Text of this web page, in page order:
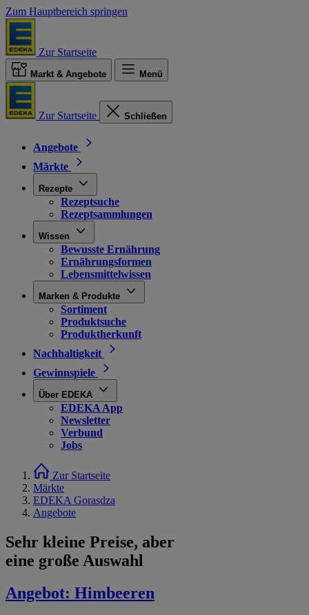
Zum Hauptbereich springen
Zur Startseite
Markt & Angebote Menü
Zur Startseite Schließen
Angebote
Märkte
Rezepte
Rezeptsuche
Rezeptsammlungen
Wissen
Bewusste Ernährung
Ernährungsformen
Lebensmittelwissen
Marken & Produkte
Sortiment
Produktsuche
Produktherkunft
Nachhaltigkeit
Gewinnspiele
Über EDEKA
EDEKA App
Newsletter
Verbund
Jobs
Zur Startseite
Märkte
EDEKA Gorasdza
Angebote
Sehr kleine Preise, aber
eine große Auswahl
Angebot: Himbeeren